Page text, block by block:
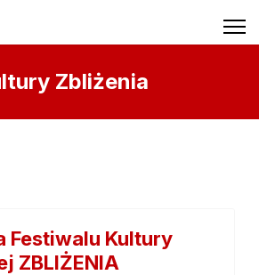
Zbliżenia
Festiwalu Kultury
ZBLIŻENIA